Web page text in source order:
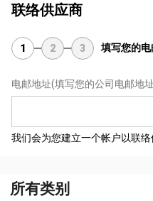
联络供应商
1 2 3 填写您的
电邮地址(填写您的公司电邮地
我们会为您建立一个帐户以联
所有类别